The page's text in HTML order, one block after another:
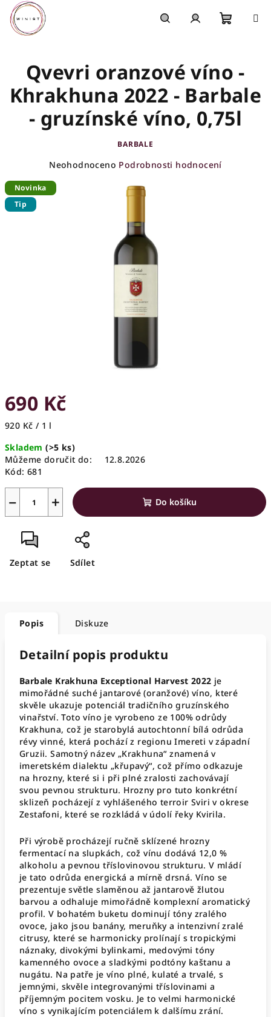
Přejít
na
obsah
košík
690 Kč
Měrná
920 Kč / 1 l
Skladem(>5 ks)
Můžeme doručit do:
12.8.2026
Kód: 681
+
− Do košíku
Zeptat se Sdílet
Qvevri oranzové víno -
Khrakhuna 2022 - Barbale
- gruzínské víno, 0,75l
BARBALE
Průměrné
produktu
Neohodnoceno Podrobnosti hodnocení
Novinka
Tip
Popis Diskuze
Detailní popis produktu
Barbale Krakhuna Exceptional Harvest 2022 je
mimořádné suché jantarové (oranžové) víno, které
skvěle ukazuje potenciál tradičního gruzínského
vinařství. Toto víno je vyrobeno ze 100% odrůdy
Krakhuna, což je starobylá autochtonní bílá odrůda
révy vinné, která pochází z regionu Imereti v západní
Gruzii. Samotný název „Krakhuna“ znamená v
imeretském dialektu „křupavý“, což přímo odkazuje
na hrozny, které si i při plné zralosti zachovávají
svou pevnou strukturu. Hrozny pro tuto konkrétní
sklizeň pocházejí z vyhlášeného terroir Sviri v okrese
Zestafoni, které se rozkládá v údolí řeky Kvirila.
Při výrobě procházejí ručně sklízené hrozny
fermentací na slupkách, což vínu dodává 12,0 %
alkoholu a pevnou tříslovinovou strukturu. V mládí
je tato odrůda energická a mírně drsná. Víno se
prezentuje světle slaměnou až jantarově žlutou
barvou a odhaluje mimořádně komplexní aromatický
profil. V bohatém buketu dominují tóny zralého
ovoce, jako jsou banány, meruňky a intenzivní zralé
citrusy, které se harmonicky prolínají s tropickými
náznaky, divokými bylinkami, medovými tóny
kamenného ovoce a sladkými podtóny kaštanu a
nugátu. Na patře je víno plné, kulaté a trvalé, s
jemnými, skvěle integrovanými tříslovinami a
příjemným pocitem vosku. Je to velmi harmonické
víno s vynikajícím potenciálem k dalšímu zrání.